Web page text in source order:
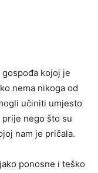
gospođa kojoj je
nema nikoga od
učiniti umjesto
prije nego što su
nam je pričala.
ponosne i teško